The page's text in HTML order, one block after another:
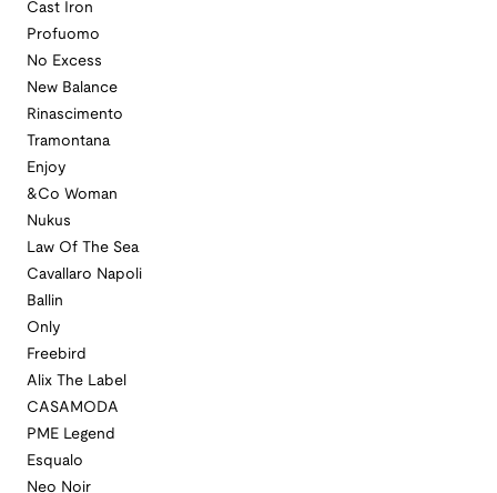
Cast Iron
Profuomo
No Excess
New Balance
Rinascimento
Tramontana
Enjoy
&Co Woman
Nukus
Law Of The Sea
Cavallaro Napoli
Ballin
Only
Freebird
Alix The Label
CASAMODA
PME Legend
Esqualo
Neo Noir